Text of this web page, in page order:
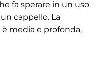
fa sperare in un uso
cappello. La
media e profonda,